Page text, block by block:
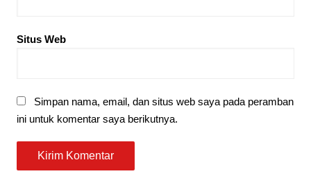
Situs Web
Simpan nama, email, dan situs web saya pada peramban
ini untuk komentar saya berikutnya.